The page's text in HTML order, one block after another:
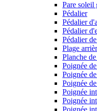
Pare soleil
Pédalier
Pédalier
Pédalier
Pédalier
Plage
Planche
Poignée
Poignée
Poignée
Poignée
Poignée
Poignée